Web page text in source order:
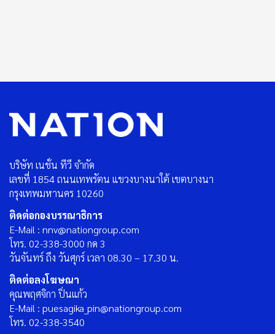
บริษัท เนชั่น ทีวี จำกัด
เลขที่ 1854 ถนนเทพรัตน แขวงบางนาใต้ เขตบางนา
กรุงเทพมหานคร 10260
ติดต่อกองบรรณาธิการ
E-Mail : nnv@nationgroup.com
โทร. 02-338-3000 กด 3
วันจันทร์ ถึง วันศุกร์ เวลา 08.30 – 17.30 น.
ติดต่อลงโฆษณา
คุณพฤศจิกา ปิ่นแก้ว
E-Mail : puesagika_pin@nationgroup.com
โทร. 02-338-3540